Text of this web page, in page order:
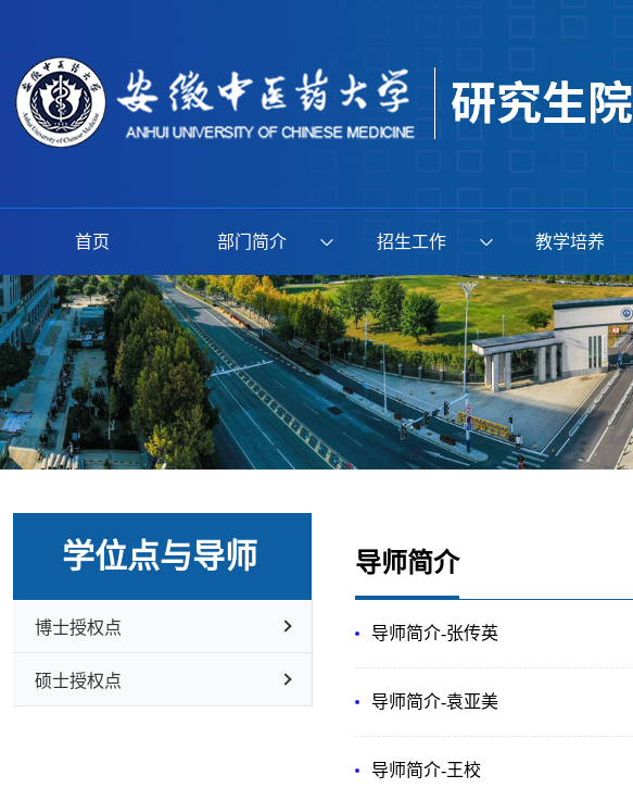
首页 部门简介 招生工作 教学培养
学位点与导师
博士授权点
硕士授权点
导师简介
导师简介-张传英
导师简介-​袁亚美
导师简介-​王校